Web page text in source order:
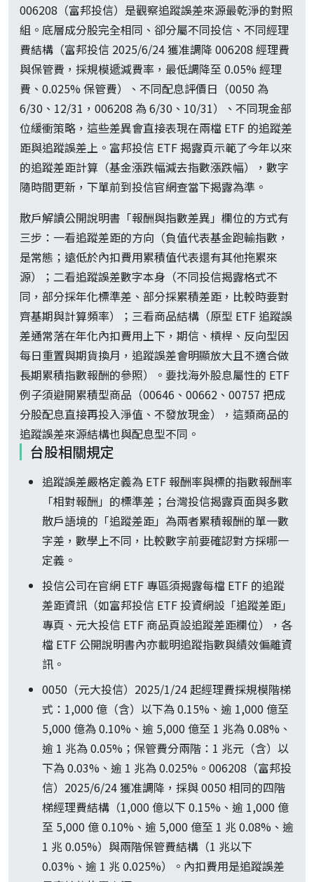
006208（富邦投信）是觀察追蹤誤差來源最乾淨的對照
組。底層成分股完全相同、卻分屬不同投信、不同經理
費結構（富邦投信 2025/6/24 獲准調降 006208 經理費
與保管費，採規模遞減費率，最低調降至 0.05% 經理
費、0.025% 保管費）、不同配息評價日（0050 為
6/30、12/31，006208 為 6/30、10/31）、不同現金部
位緩衝策略，這些差異會直接表現在兩檔 ETF 的追蹤差
距與追蹤誤差上。富邦投信 ETF 揭露頁示範了今年以來
的追蹤差距計算（基金漲跌幅減去指數漲跌幅），數字
隨時間更新，下單前到投信官網查當下揭露為準。
散戶解讀公開說明書「報酬與指數差異」欄位的方式有
三步：一看追蹤差距的方向（負值代表基金跑輸指數，
是常態；遠低於內扣費用累積值代表還有其他拖累來
源）；二看追蹤誤差數字本身（不同投信揭露格式不
同，部分採年化標準差、部分採累積差距，比較時要對
齊基期與計算頻率）；三看商品結構（原型 ETF 追蹤誤
差通常落在年化內扣費用上下，期信、槓桿、反向型因
每日重置與期貨換月，追蹤誤差會明顯放大且不適合做
長期累積指數報酬的參照）。要找海外股息屬性的 ETF
例子須避開累積型商品（00646、00662、00757 把成
分股配息直接再投入淨值、不發放現金），這類商品的
追蹤誤差來源結構也與配息型不同。
台股相關規定
追蹤誤差嚴格定義為 ETF 報酬率與標的指數報酬率
「相對報酬」的標準差；台灣投信揭露頁面與多數
散戶語境的「追蹤差距」為兩者累積報酬的單一數
字差，數學上不同，比較數字前要確認對方採哪一
定義。
投信公司在官網 ETF 專區須揭露每檔 ETF 的追蹤
差距資訊（如富邦投信 ETF 投資網設「追蹤差距」
專頁、元大投信 ETF 商品頁設追蹤差距欄位），各
檔 ETF 公開說明書內亦載明追蹤指數與績效偏離資
訊。
0050（元大投信）2025/1/24 起經理費採規模階梯
式：1,000 億（含）以下為 0.15%、逾 1,000 億至
5,000 億為 0.10%、逾 5,000 億至 1 兆為 0.08%、
逾 1 兆為 0.05%；保管費分兩階：1 兆元（含）以
下為 0.03%、逾 1 兆為 0.025%。006208（富邦投
信）2025/6/24 獲准調降，採與 0050 相同的四階
梯經理費結構（1,000 億以下 0.15%、逾 1,000 億
至 5,000 億 0.10%、逾 5,000 億至 1 兆 0.08%、逾
1 兆 0.05%）與兩階保管費結構（1 兆以下
0.03%、逾 1 兆 0.025%）。內扣費用是追蹤誤差